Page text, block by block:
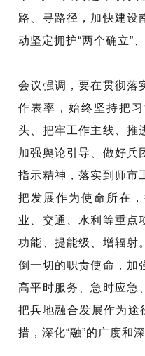
路、寻路径，加快建设
动坚定拥护“两个确立”
会议强调，要在贯彻落
作表率，始终坚持把
头、把牢工作主线、推
加强舆论引导、做好兵
指示精神，落实到师市
把发展作为使命所在
业、交通、水利等重点
功能、提能级、增辐射
倒一切的职责使命，加
高平时服务、急时应急
把兵地融合发展作为途
措，深化“融”的广度和深